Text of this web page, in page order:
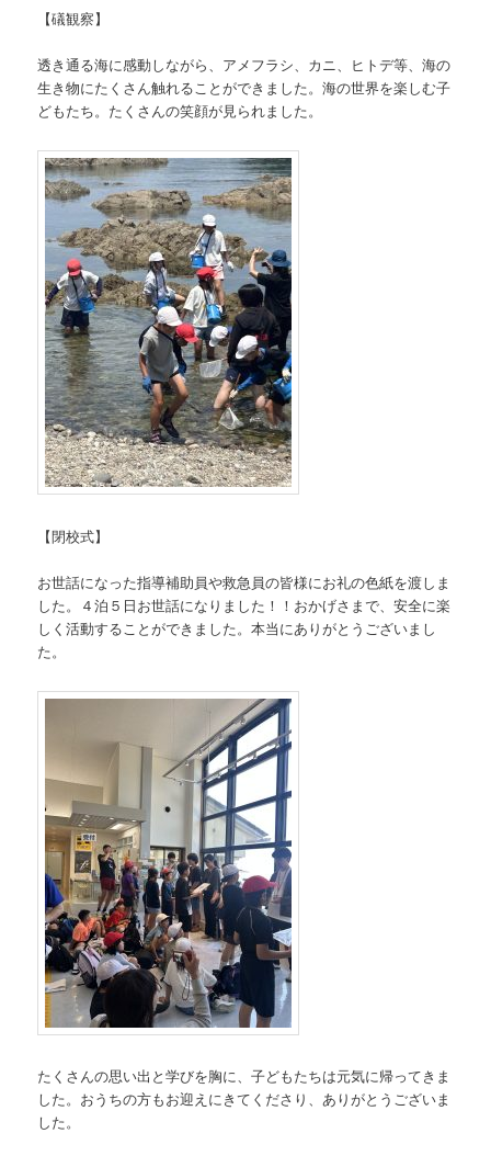
【礒観察】
透き通る海に感動しながら、アメフラシ、カニ、ヒトデ等、海の
生き物にたくさん触れることができました。海の世界を楽しむ子
どもたち。たくさんの笑顔が見られました。
【閉校式】
お世話になった指導補助員や救急員の皆様にお礼の色紙を渡しま
した。４泊５日お世話になりました！！おかげさまで、安全に楽
しく活動することができました。本当にありがとうございまし
た。
たくさんの思い出と学びを胸に、子どもたちは元気に帰ってきま
した。おうちの方もお迎えにきてくださり、ありがとうございま
した。